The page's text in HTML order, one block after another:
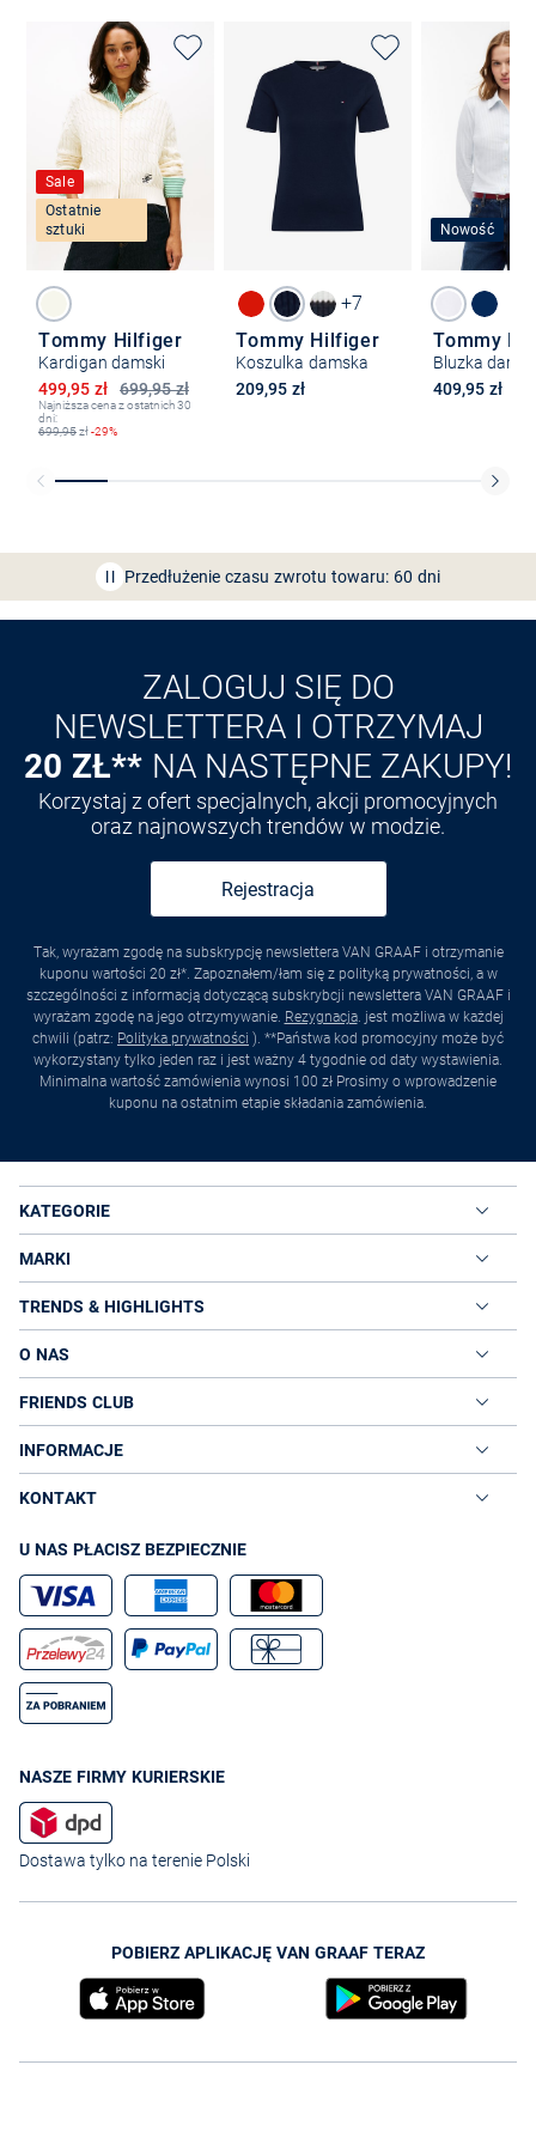
Sale
Ostatnie
sztuki
Tommy Hilfiger
Kardigan damski
699,95 zł
Obniżona cena
499,95 zł
Najniższa cena z ostatnich 30
dni:
699,95zł-29%
+7
Tommy Hilfiger
Koszulka damska
209,95 zł
Nowość
Tommy
Bluzka
409,95 zł
Przedłużenie czasu zwrotu towaru: 60 dni
Odkryj aplikację VANGRAAF
ZALOGUJ SIĘ DO
NEWSLETTERA I OTRZYMAJ
20 ZŁ** NA NASTĘPNE ZAKUPY!
Korzystaj z ofert specjalnych, akcji promocyjnych
oraz najnowszych trendów w modzie.
Rejestracja
Tak, wyrażam zgodę na subskrypcję newslettera VAN GRAAF i otrzymanie
kuponu wartości 20 zł*. Zapoznałem/łam się z polityką prywatności, a w
szczególności z informacją dotyczącą subskrybcji newslettera VAN GRAAF i
wyrażam zgodę na jego otrzymywanie. Rezygnacja. jest możliwa w każdej
chwili (patrz: Polityka prywatności ). **Państwa kod promocyjny może być
wykorzystany tylko jeden raz i jest ważny 4 tygodnie od daty wystawienia.
Minimalna wartość zamówienia wynosi 100 zł Prosimy o wprowadzenie
kuponu na ostatnim etapie składania zamówienia.
KATEGORIE
MARKI
TRENDS & HIGHLIGHTS
O NAS
FRIENDS CLUB
INFORMACJE
KONTAKT
U NAS PŁACISZ BEZPIECZNIE
NASZE FIRMY KURIERSKIE
Dostawa tylko na terenie Polski
POBIERZ APLIKACJĘ VAN GRAAF TERAZ